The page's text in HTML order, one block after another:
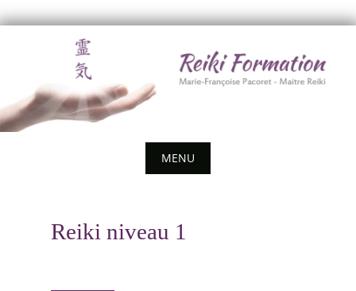
MENU
Reiki niveau 1